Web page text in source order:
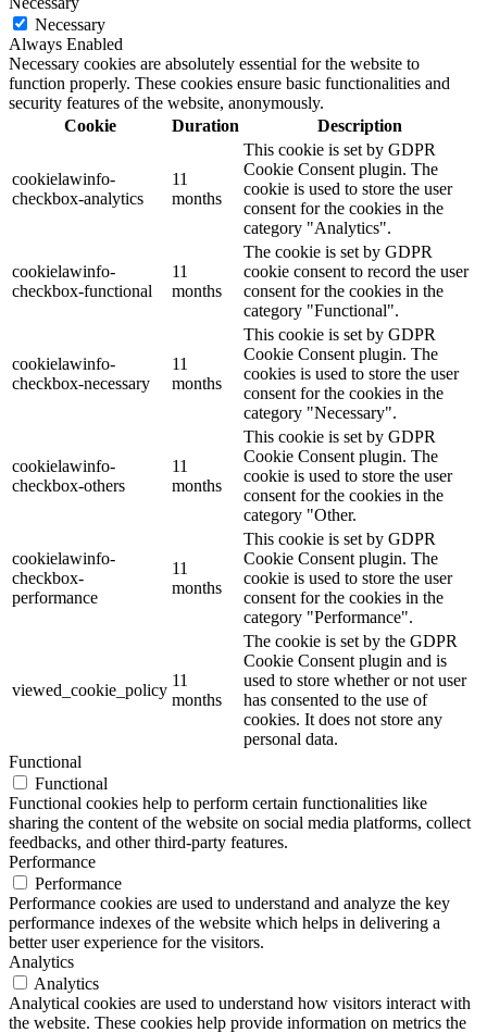
Necessary
Always Enabled
Necessary cookies are absolutely essential for the website to
function properly. These cookies ensure basic functionalities and
security features of the website, anonymously.
Cookie
Duration Description
cookielawinfo-
checkbox-analytics
11
months
This cookie is set by GDPR
Cookie Consent plugin. The
cookie is used to store the user
consent for the cookies in the
category "Analytics".
cookielawinfo-
checkbox-functional
11
months
The cookie is set by GDPR
cookie consent to record the user
consent for the cookies in the
category "Functional".
cookielawinfo-
checkbox-necessary
11
months
This cookie is set by GDPR
Cookie Consent plugin. The
cookies is used to store the user
consent for the cookies in the
category "Necessary".
cookielawinfo-
checkbox-others
11
months
This cookie is set by GDPR
Cookie Consent plugin. The
cookie is used to store the user
consent for the cookies in the
category "Other.
cookielawinfo-
checkbox-
performance
11
months
This cookie is set by GDPR
Cookie Consent plugin. The
cookie is used to store the user
consent for the cookies in the
category "Performance".
viewed_cookie_policy
11
months
The cookie is set by the GDPR
Cookie Consent plugin and is
used to store whether or not user
has consented to the use of
cookies. It does not store any
personal data.
Functional
Functional
Functional cookies help to perform certain functionalities like
sharing the content of the website on social media platforms, collect
feedbacks, and other third-party features.
Performance
Performance
Performance cookies are used to understand and analyze the key
performance indexes of the website which helps in delivering a
better user experience for the visitors.
Analytics
Analytics
Analytical cookies are used to understand how visitors interact with
the website. These cookies help provide information on metrics the